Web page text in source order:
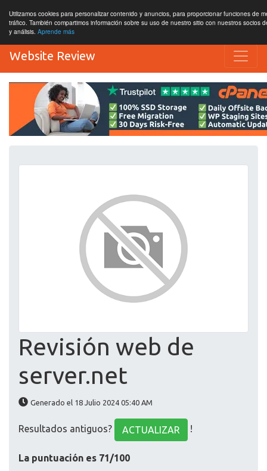
Utilizamos cookies para personalizar contenido y anuncios, para proporcionar funciones de
tráfico. También compartimos información sobre su uso de nuestro sitio con nuestros socios
y análisis. Aprende más
Website Review
Revisión web de
server.net
Generado el 18 Julio 2024 05:40 AM
Resultados antiguos? ACTUALIZAR !
La puntuación es 71/100